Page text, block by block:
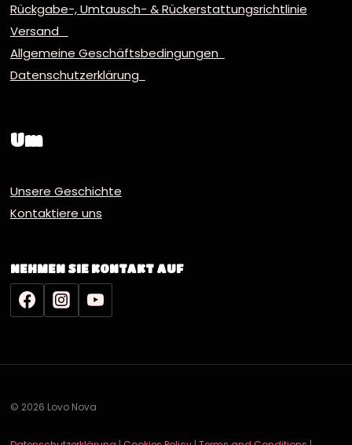
Rückgabe-, Umtausch- & Rückerstattungsrichtlinie
Versand
Allgemeine Geschäftsbedingungen
Datenschutzerklärung
Um
Unsere Geschichte
Kontaktiere uns
NEHMEN SIE KONTAKT AUF
© 2026 Lovo Nova